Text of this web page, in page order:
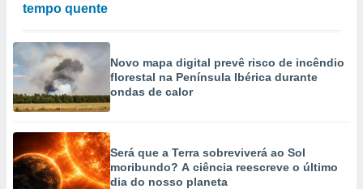
tempo quente
Novo mapa digital prevê risco de incêndio
florestal na Península Ibérica durante
ondas de calor
Será que a Terra sobreviverá ao Sol
moribundo? A ciência reescreve o último
dia do nosso planeta